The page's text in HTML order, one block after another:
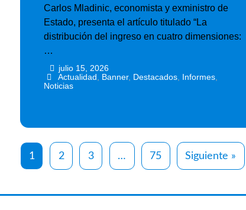
Carlos Mladinic, economista y exministro de
Estado, presenta el artículo titulado “La
distribución del ingreso en cuatro dimensiones:
…
julio 15, 2026
Actualidad Banner, Destacados, Informes,
Noticias
1 2 3 … 75 Siguiente »